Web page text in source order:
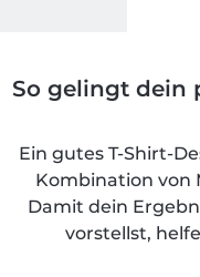
So gelingt dein
Ein gutes T-Shirt-
Kombination von
Damit dein
vorstellst,